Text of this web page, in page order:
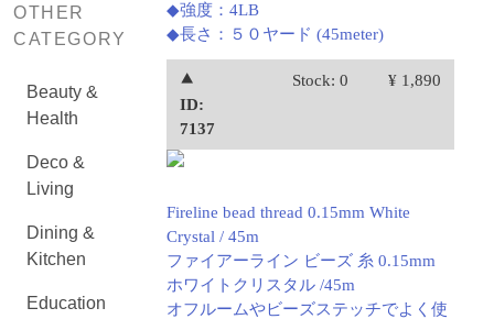
OTHER
CATEGORY
Beauty &
Health
Deco &
Living
Dining &
Kitchen
Education
◆強度：4LB
◆長さ：５０ヤード (45meter)
⯅
ID:
7137
Stock: 0 ¥ 1,890
Fireline bead thread 0.15mm White
Crystal / 45m
ファイアーライン ビーズ 糸 0.15mm
ホワイトクリスタル /45m
オフルームやビーズステッチでよく使